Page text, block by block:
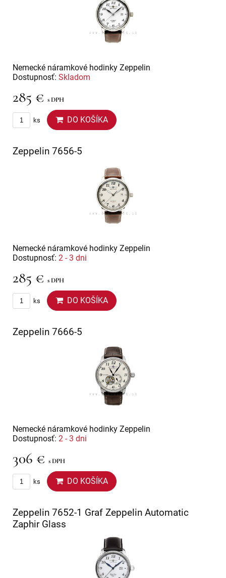
Nemecké náramkové hodinky Zeppelin
Dostupnosť: Skladom
285 € s DPH
ks DO KOŠÍKA
Zeppelin 7656-5
Nemecké náramkové hodinky Zeppelin
Dostupnosť: 2 - 3 dni
285 € s DPH
ks DO KOŠÍKA
Zeppelin 7666-5
Nemecké náramkové hodinky Zeppelin
Dostupnosť: 2 - 3 dni
306 € s DPH
ks DO KOŠÍKA
Zeppelin 7652-1 Graf Zeppelin Automatic
Zaphir Glass